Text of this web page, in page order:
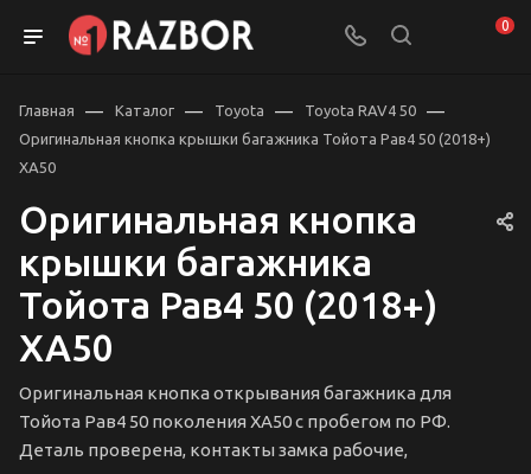
0
Главная — Каталог — Toyota — Toyota RAV4 50 —
Оригинальная кнопка крышки багажника Тойота Рав4 50 (2018+)
XA50
Оригинальная кнопка
крышки багажника
Тойота Рав4 50 (2018+)
XA50
Оригинальная кнопка открывания багажника для
Тойота Рав4 50 поколения XA50 с пробегом по РФ.
Деталь проверена, контакты замка рабочие,